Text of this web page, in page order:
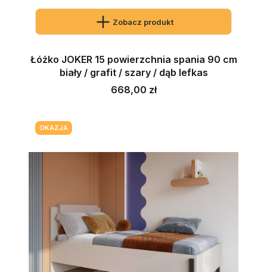
Zobacz produkt
Łóżko JOKER 15 powierzchnia spania 90 cm
biały / grafit / szary / dąb lefkas
Cena
668,00 zł
OKAZJA